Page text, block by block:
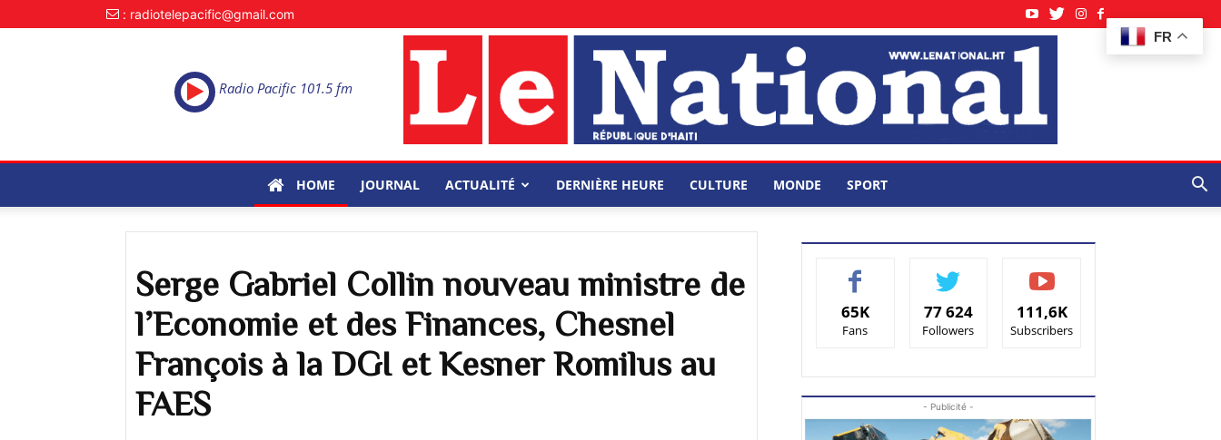
FR
: radiotelepacific@gmail.com
Radio Pacific 101.5 fm
HOME JOURNAL ACTUALITÉ DERNIÈRE HEURE CULTURE MONDE SPORT
Serge Gabriel Collin nouveau ministre de
l’Economie et des Finances, Chesnel
François à la DGI et Kesner Romilus au
FAES
65K
Fans
77 624
Followers
111,6K
Subscribers
- Publicité -